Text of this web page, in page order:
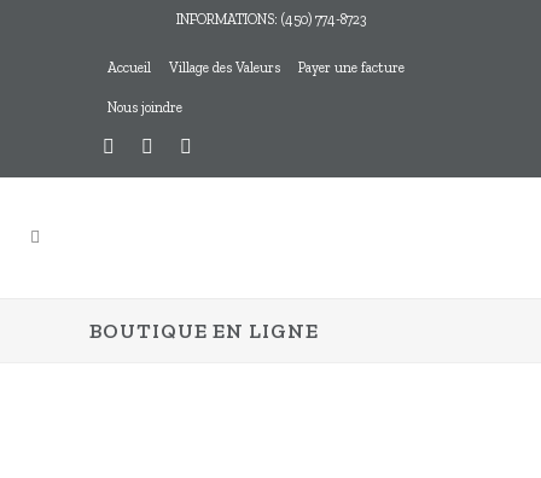
INFORMATIONS: (450) 774-8723
Accueil Village des Valeurs Payer une facture
Nous joindre
BOUTIQUE EN LIGNE